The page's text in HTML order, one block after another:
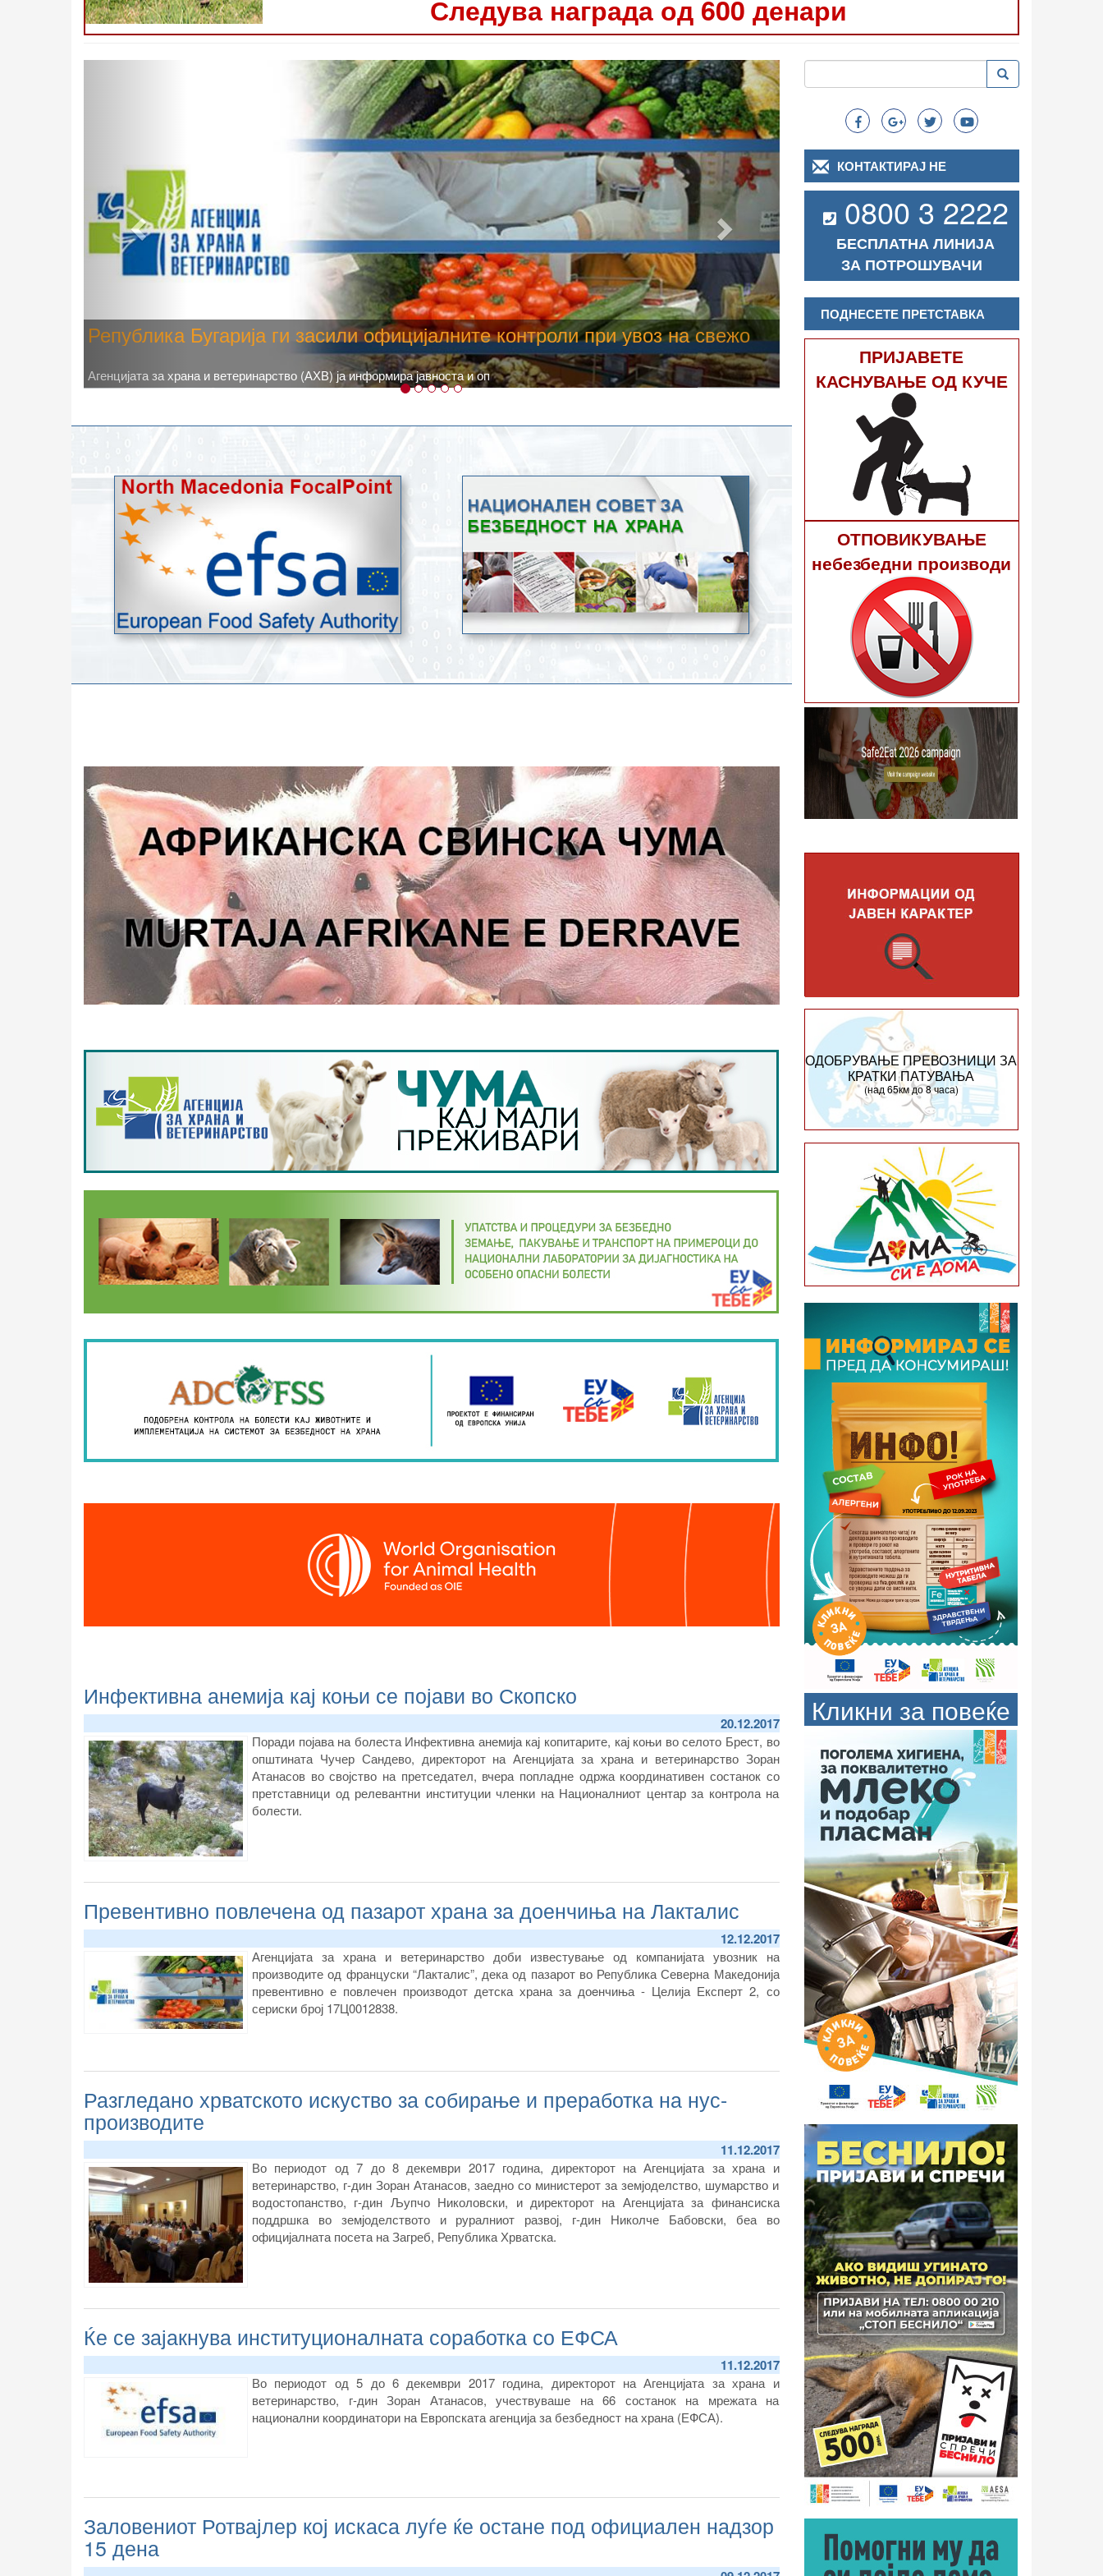
Следува награда од 600 денари
Високите температури ризик од труење со храна, опасни се и за
животните
Новото најавено зголемување на дневните температури, кое според метеоролозите во одредени региони ќе достигне 40
степени, ги зголемува ризиците од појава на труење со храна.
Следно
Инфективна анемија кај коњи се појави во Скопско
20.12.2017
Поради појава на болеста Инфективна анемија кај копитарите, кај коњи во селото Брест, во
општината Чучер Сандево, директорот на Агенцијата за храна и ветеринарство Зоран
Атанасов во својство на претседател, вчера попладне одржа координативен состанок со
претставници од релевантни институции членки на Националниот центар за контрола на
болести.
Превентивно повлечена од пазарот храна за доенчиња на Лакталис
12.12.2017
Агенцијата за храна и ветеринарство доби известување од компанијата увозник на
производите од француски “Лакталис”, дека од пазарот во Република Северна Македонија
превентивно е повлечен производот детска храна за доeнчиња - Целија Експерт 2, со
сериски број 17Ц0012838.
Разгледано хрватското искуство за собирање и преработка на нус-
производите
11.12.2017
Во периодот од 7 до 8 декември 2017 година, директорот на Агенцијата за храна и
ветеринарство, г-дин Зоран Атанасов, заедно со министерот за земјоделство, шумарство и
водостопанство, г-дин Љупчо Николовски, и директорот на Агенцијата за финансиска
поддршка во земјоделството и руралниот развој, г-дин Николче Бабовски, беа во
официјалната посета на Загреб, Република Хрватска.
Ќе се зајакнува институционалната соработка со ЕФСА
11.12.2017
Во периодот од 5 до 6 декември 2017 година, директорот на Агенцијата за храна и
ветеринарство, г-дин Зоран Атанасов, учествуваше на 66 состанок на мрежата на
национални координатори на Европската агенција за безбедност на храна (ЕФСА).
Заловениот Ротвајлер кој искаса луѓе ќе остане под официален надзор
15 дена
Search
Пребарување Пребарување
КОНТАКТИРАЈ НЕ
0800 3 2222
БЕСПЛАТНА ЛИНИЈА
ЗА ПОТРОШУВАЧИ
ПОДНЕСЕТЕ ПРЕТСТАВКА
ПРИЈАВЕТЕ
КАСНУВАЊЕ ОД КУЧЕ
ОТПОВИКУВАЊЕ
небезбедни производи
ОДОБРУВАЊЕ ПРЕВОЗНИЦИ ЗА
КРАТКИ ПАТУВАЊА
(над 65км до 8 часа)
Кликни за повеќе